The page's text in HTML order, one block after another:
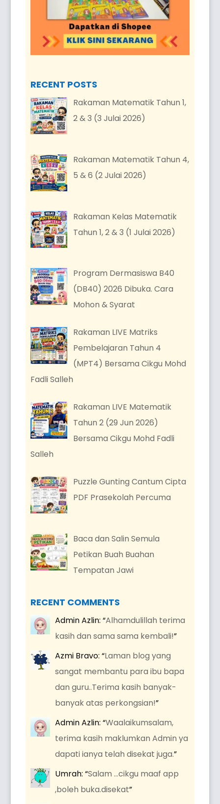
RECENT POSTS
Rakaman Matematik Tahun 1,
2 & 3 (3 Julai 2026)
Rakaman Matematik Tahun 4,
5 & 6 (2 Julai 2026)
Rakaman Kelas Matematik
Tahun 1, 2 & 3 (1 Julai 2026)
Program Dermasiswa B40
(DB40) 2026 Dibuka. Cara
Mohon & Syarat
Rakaman LIVE Matriks
Pembelajaran Tahun 4
(MPT4) Bersama Cikgu Mohd
Fadli Salleh
Rakaman LIVE Matematik
Tahun 2 (29 Jun 2026)
Bersama Cikgu Mohd Fadli
Salleh
Puzzle Gunting Cantum Cipta
PDF Prasekolah Percuma
Baca dan Salin Semula
Petikan Buah Buahan
Tempatan Jawi
RECENT COMMENTS
Admin Azlin: “Alhamdulillah terima
kasih dan sama sama kembali!”
Azmi Bravo: “Laman blog yang
sangat membantu para ibu bapa
dan guru..Terima kasih banyak-
banyak atas perkongsian!”
Admin Azlin: “Waalaikumsalam,
terima kasih maklumkan Admin ya
dapati ianya telah disekat juga.”
Umrah: “Salam …cikgu maaf app
,boleh buka.disekat”